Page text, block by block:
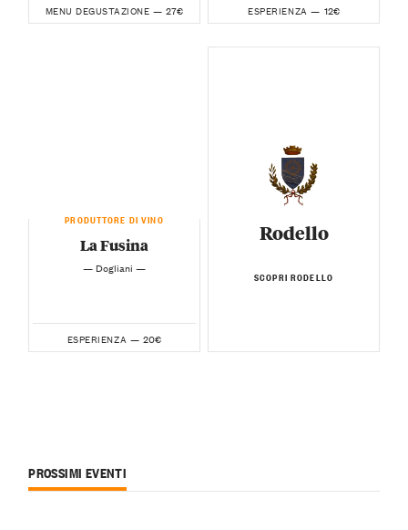
MENU DEGUSTAZIONE — 27€ ESPERIENZA — 12€
PRODUTTORE DI VINO
La Fusina
— Dogliani —
ESPERIENZA — 20€
Rodello
SCOPRI RODELLO
PROSSIMI EVENTI